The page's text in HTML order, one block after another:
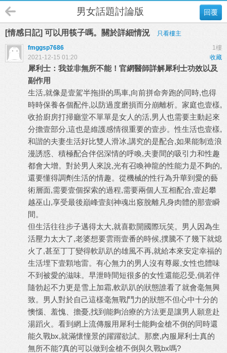
回覆
男女話題討論版
[情感日記] 可以用筷子嗎。關於詳細情況
只看樓主
1樓
fmggsp7686
收藏
2021-12-15 01:20
犀利士：我並非無所不能！官網醫師詳解犀利士功效以及
副作用
生活,就像是壹駕半拖掛的馬車,向前拼命奔跑的同時,也得
時時保養各個配件,以防過度磨損而分崩離析。家庭也壹樣,
收拾廚房打掃廳堂不單單是女人的活,男人也需要主動起來
分擔壹部分,這也是維護感情很重要的壹步。性生活也壹樣,
和諧的夫妻生活好比雙人滑冰,講究的是配合,如果能制造浪
漫誘惑、積極配合伴侶深情的呼喚,夫妻間的吸引力和性趣
都會大增。對於男人來說,光有召喚神龍的性能力是不夠的,
還要懂得調劑生活的情趣。從機械的性行為升華到愛的藝
術層面,需要壹個探索的過程,需要兩個人互相配合,壹起攀
越巫山,享受最後巔峰壹刻神魂出竅脫離凡身肉體的那壹瞬
間。
但生活往往步子邁得太大,就喜歡開國際玩笑。男人因為生
活壓力太大了,老婆想要雲雨壹番的時候,撲騰不了幾下就熄
火了,甚至丁丁變得軟趴趴的雄風不再,就給本來安定幸福的
生活埋下壹顆地雷。有心無力的男人沒有尊嚴,女性也體味
不到被愛的滋味。早泄時間短很多的女性還能忍受,倘若伴
隨勃起不力更是雪上加霜,軟趴趴的狀態誰看了就會毫無興
致。男人對於自己這樣毫無戰鬥力的狀態不但心中十分的
懊惱、羞愧、擔憂,找到能夠治療的方法更是讓男人願意赴
湯蹈火。看到網上流傳服用犀利士能夠金槍不倒的同時還
能久戰bx,就滿懷憧景的躍躍欲試。那麽,內服犀利士真的
無所不能?真的可以做到金槍不倒與久戰bx嗎?